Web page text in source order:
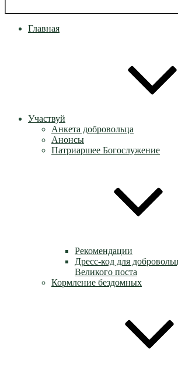
Главная
Участвуй
Анкета добровольца
Анонсы
Патриаршее Богослужение
Рекомендации
Дресс-код для
Великого поста
Кормление бездомных